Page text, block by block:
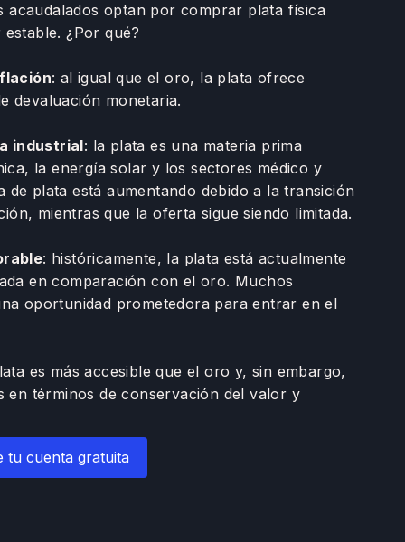
acaudalados optan por comprar plata física
¿Por qué?
: al igual que el oro, la plata ofrece
devaluación monetaria.
industrial: la plata es una materia prima
la energía solar y los sectores médico y
de plata está aumentando debido a la transición
mientras que la oferta sigue siendo limitada.
: históricamente, la plata está actualmente
en comparación con el oro. Muchos
oportunidad prometedora para entrar en el
es más accesible que el oro y, sin embargo,
en términos de conservación del valor y
tu cuenta gratuita